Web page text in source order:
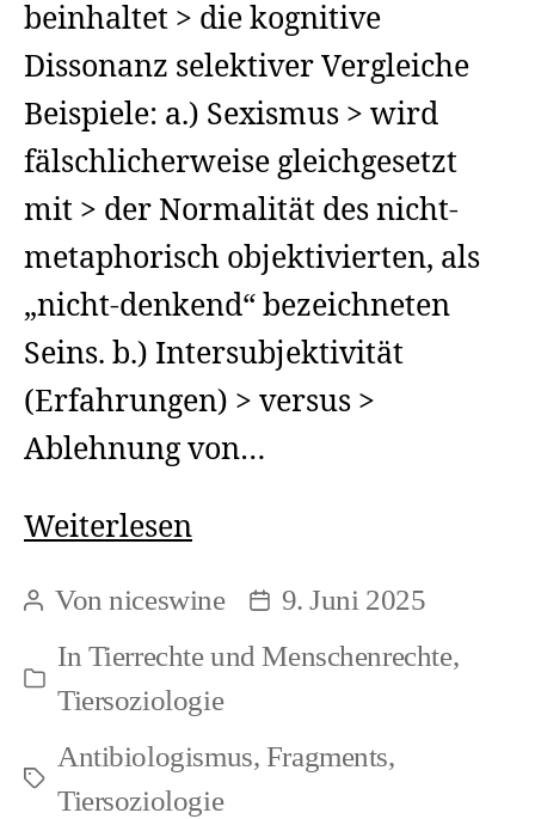
beinhaltet > die kognitive
Dissonanz selektiver Vergleiche
Beispiele: a.) Sexismus > wird
fälschlicherweise gleichgesetzt
mit > der Normalität des nicht-
metaphorisch objektivierten, als
„nicht-denkend“ bezeichneten
Seins. b.) Intersubjektivität
(Erfahrungen) > versus >
Ablehnung von…
WeiterlesenDie
Dissonanz
selektiver
Vergleiche
Beitragsautor
Vonniceswine Beitragsdatum
9. Juni 2025
Kategorien
In Tierrechte und Menschenrechte,
Tiersoziologie
Schlagwörter
Antibiologismus, Fragments,
Tiersoziologie